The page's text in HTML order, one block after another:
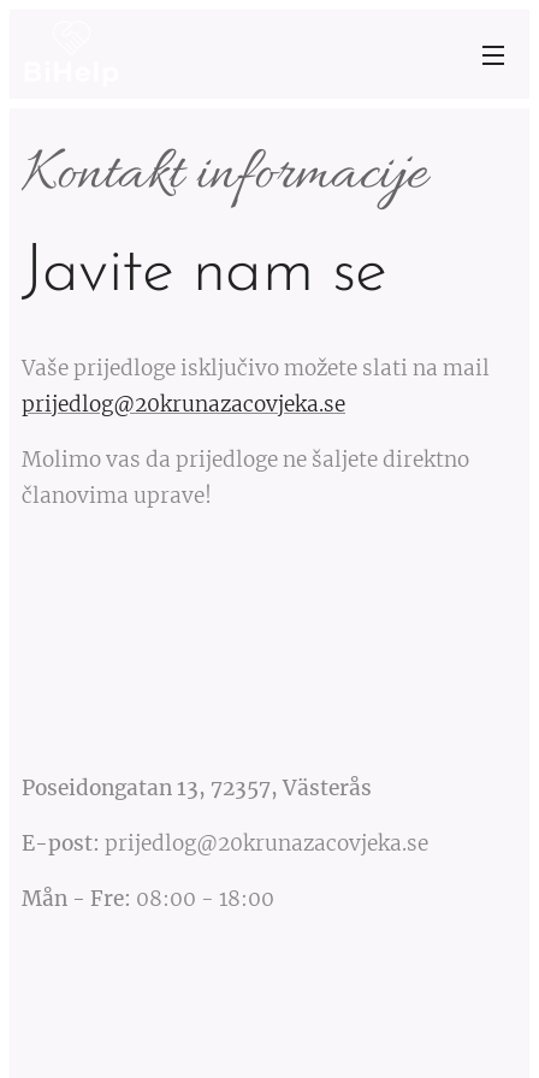
Kontakt informacije
Javite nam se
Vaše prijedloge isključivo možete slati na mail
prijedlog@20krunazacovjeka.se
Molimo vas da prijedloge ne šaljete direktno
članovima uprave!
Poseidongatan 13, 72357, Västerås
E-post: prijedlog@20krunazacovjeka.se
Mån - Fre: 08:00 - 18:00